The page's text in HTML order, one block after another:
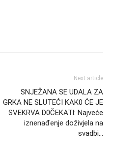
Next article
SNJEŽANA SE UDALA ZA
GRKA NE SLUTEĆI KAK0 ĆE JE
SVEKRVA D0ČEKATl: Najveće
iznenađenje doživjela na
svadbi…